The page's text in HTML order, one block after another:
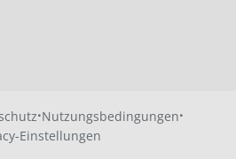
·Nutzungsbedingungen·
Einstellungen